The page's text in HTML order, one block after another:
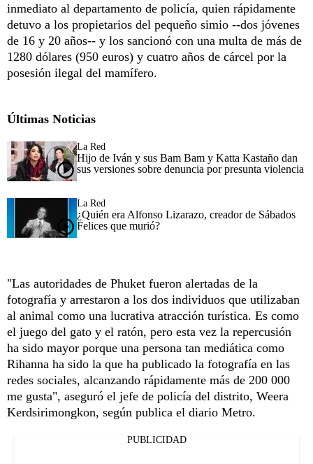
inmediato al departamento de policía, quien rápidamente
detuvo a los propietarios del pequeño simio --dos jóvenes
de 16 y 20 años-- y los sancionó con una multa de más de
1280 dólares (950 euros) y cuatro años de cárcel por la
posesión ilegal del mamífero.
Últimas Noticias
La Red
Hijo de Iván y sus Bam Bam y Katta Kastaño dan
sus versiones sobre denuncia por presunta violencia
La Red
¿Quién era Alfonso Lizarazo, creador de Sábados
Felices que murió?
"Las autoridades de Phuket fueron alertadas de la
fotografía y arrestaron a los dos individuos que utilizaban
al animal como una lucrativa atracción turística. Es como
el juego del gato y el ratón, pero esta vez la repercusión
ha sido mayor porque una persona tan mediática como
Rihanna ha sido la que ha publicado la fotografía en las
redes sociales, alcanzando rápidamente más de 200 000
me gusta", aseguró el jefe de policía del distrito, Weera
Kerdsirimongkon, según publica el diario Metro.
PUBLICIDAD